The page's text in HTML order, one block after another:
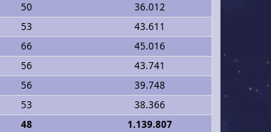
50
36.012
53
43.611
66
45.016
56
43.741
56
39.748
53
38.366
48
1.139.807